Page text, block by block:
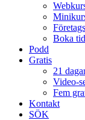
Boka tid
Podd
Gratis
21
Video-
Fem
Kontakt
SÖK